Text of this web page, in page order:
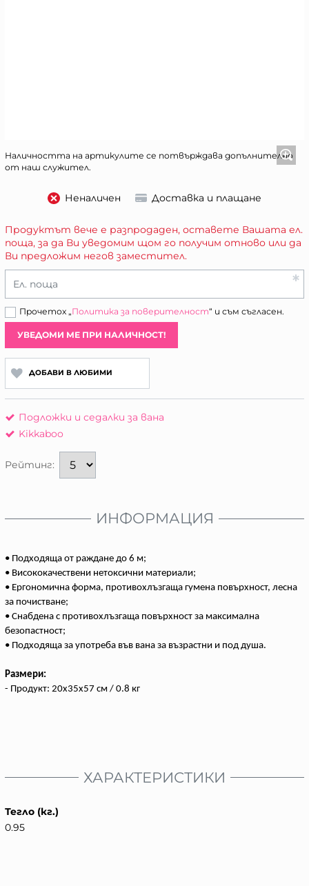
Наличността на артикулите се потвърждава допълнително
от наш служител.
Неналичен Доставка и плащане
Продуктът вече е разпродаден, оставете Вашата ел.
поща, за да Ви уведомим щом го получим отново или да
Ви предложим негов заместител.
Ел. поща
Прочетох „Политика за поверителност“ и съм съгласен.
УВЕДОМИ МЕ ПРИ НАЛИЧНОСТ!
ДОБАВИ В ЛЮБИМИ
Подложки и седалки за вана
Kikkaboo
Рейтинг:
ИНФОРМАЦИЯ
• Подходяща от раждане до 6 м;
• Висококачествени нетоксични материали;
• Ергономична форма, противохлъзгаща гумена повърхност, лесна
за почистване;
• Снабдена с противохлъзгаща повърхност за максимална
безопастност;
• Подходяща за употреба във вана за възрастни и под душа.
Размери:
- Продукт: 20x35x57 см / 0.8 кг
ХАРАКТЕРИСТИКИ
Тегло (кг.)
0.95